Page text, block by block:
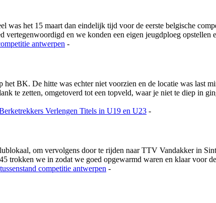
was het 15 maart dan eindelijk tijd voor de eerste belgische
vertegenwoordigd en we konden een eigen jeugdploeg opstellen
antwerpen -
BK. De hitte was echter niet voorzien en de locatie was last
te zetten, omgetoverd tot een topveld, waar je niet te diep in
Verlengen Titels in U19 en U23 -
om vervolgens door te rijden naar TTV Vandakker in
trokken we in zodat we goed opgewarmd waren en klaar voor
tussenstand competitie antwerpen -